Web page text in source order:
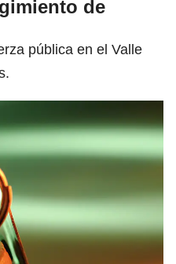
de
pública en el Valle